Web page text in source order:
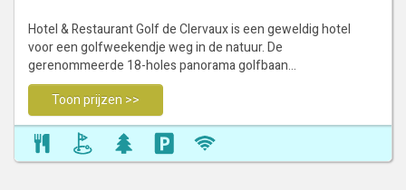
Hotel & Restaurant Golf de Clervaux is een geweldig hotel
voor een golfweekendje weg in de natuur. De
gerenommeerde 18-holes panorama golfbaan…
Toon prijzen >>